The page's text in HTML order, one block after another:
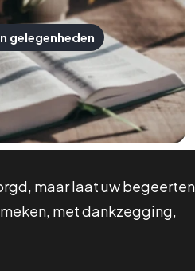
gelegenheden
maar laat uw begeerten
met dankzegging,